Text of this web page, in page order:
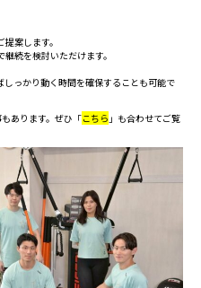
案します。
続を検討いただけます。
っかり動く時間を確保することも可能で
あります。ぜひ「こちら 」も合わせてご覧